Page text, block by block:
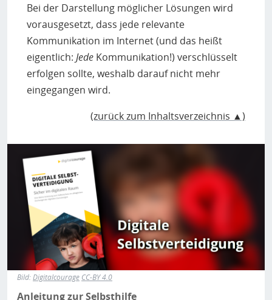
Bei der Darstellung möglicher Lösungen wird
vorausgesetzt, dass jede relevante
Kommunikation im Internet (und das heißt
eigentlich: Jede Kommunikation!) verschlüsselt
erfolgen sollte, weshalb darauf nicht mehr
eingegangen wird.
(zurück zum Inhaltsverzeichnis ▲)
Bild
Bild:Digitalcourage CC-BY 4.0
Anleitung zur Selbsthilfe